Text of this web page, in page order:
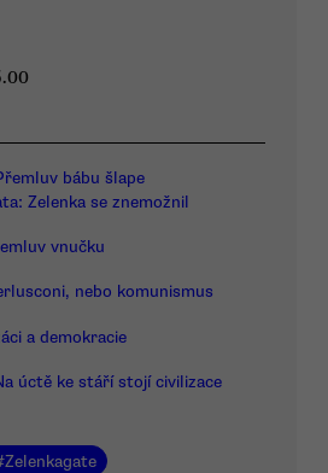
bábu šlape
Zelenka se znemožnil
vnučku
nebo komunismus
a demokracie
úctě ke stáří stojí civilizace
Zelenkagate